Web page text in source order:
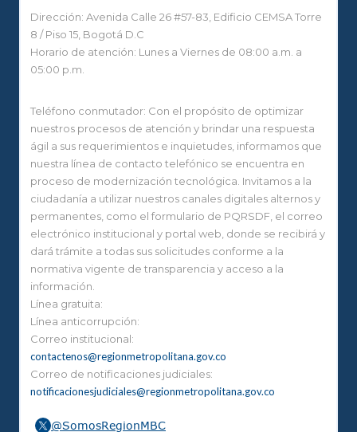
Dirección: Avenida Calle 26 #57-83, Edificio CEMSA Torre
8 / Piso 15, Bogotá D.C
Horario de atención: Lunes a Viernes de 08:00 a.m. a
05:00 p.m.
Teléfono conmutador: Con el propósito de optimizar
nuestros procesos de atención y brindar una respuesta
ágil a sus requerimientos e inquietudes, informamos que
nuestra línea de contacto telefónico se encuentra en
proceso de modernización tecnológica. Invitamos a la
ciudadanía a utilizar nuestros canales digitales alternos y
permanentes, como el formulario de PQRSDF, el correo
electrónico institucional y portal web, donde se recibirá y
dará trámite a todas sus solicitudes conforme a la
normativa vigente de transparencia y acceso a la
información.
Línea gratuita:
Línea anticorrupción:
Correo institucional:
contactenos@regionmetropolitana.gov.co
Correo de notificaciones judiciales:
notificacionesjudiciales@regionmetropolitana.gov.co
@SomosRegionMBC